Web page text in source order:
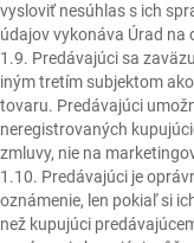
vysloviť nesúhlas s ich
údajov vykonáva Úrad na
1.9. Predávajúci sa
iným tretím subjektom
tovaru. Predávajúci
neregistrovaných
zmluvy, nie na
1.10. Predávajúci je
oznámenie, len pokiaľ si
než kupujúci